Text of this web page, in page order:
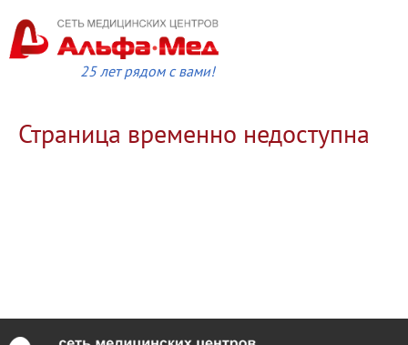
25 лет рядом с вами!
Страница временно недоступна